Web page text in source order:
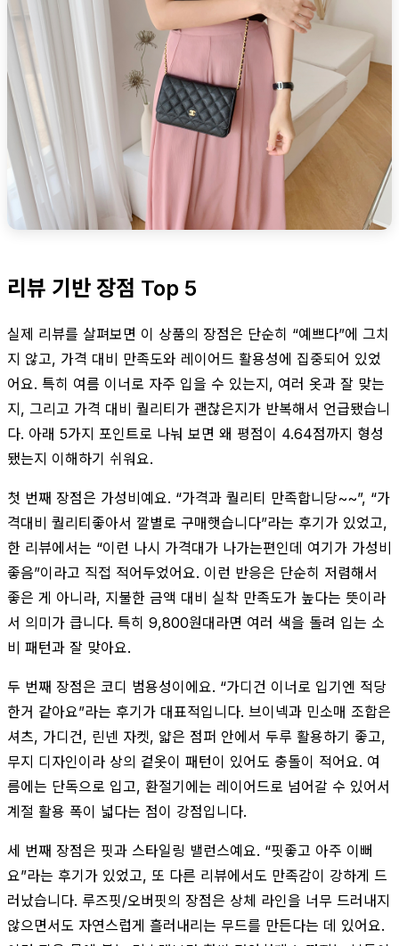
리뷰 기반 장점 Top 5
실제 리뷰를 살펴보면 이 상품의 장점은 단순히 “예쁘다”에 그치
지 않고, 가격 대비 만족도와 레이어드 활용성에 집중되어 있었
어요. 특히 여름 이너로 자주 입을 수 있는지, 여러 옷과 잘 맞는
지, 그리고 가격 대비 퀄리티가 괜찮은지가 반복해서 언급됐습니
다. 아래 5가지 포인트로 나눠 보면 왜 평점이 4.64점까지 형성
됐는지 이해하기 쉬워요.
첫 번째 장점은 가성비예요. “가격과 퀄리티 만족합니당~~”, “가
격대비 퀄리티좋아서 깔별로 구매햇습니다”라는 후기가 있었고,
한 리뷰에서는 “이런 나시 가격대가 나가는편인데 여기가 가성비
좋음”이라고 직접 적어두었어요. 이런 반응은 단순히 저렴해서
좋은 게 아니라, 지불한 금액 대비 실착 만족도가 높다는 뜻이라
서 의미가 큽니다. 특히 9,800원대라면 여러 색을 돌려 입는 소
비 패턴과 잘 맞아요.
두 번째 장점은 코디 범용성이에요. “가디건 이너로 입기엔 적당
한거 같아요”라는 후기가 대표적입니다. 브이넥과 민소매 조합은
셔츠, 가디건, 린넨 자켓, 얇은 점퍼 안에서 두루 활용하기 좋고,
무지 디자인이라 상의 겉옷이 패턴이 있어도 충돌이 적어요. 여
름에는 단독으로 입고, 환절기에는 레이어드로 넘어갈 수 있어서
계절 활용 폭이 넓다는 점이 강점입니다.
세 번째 장점은 핏과 스타일링 밸런스예요. “핏좋고 아주 이뻐
요”라는 후기가 있었고, 또 다른 리뷰에서도 만족감이 강하게 드
러났습니다. 루즈핏/오버핏의 장점은 상체 라인을 너무 드러내지
않으면서도 자연스럽게 흘러내리는 무드를 만든다는 데 있어요.